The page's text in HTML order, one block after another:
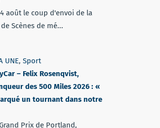
août le coup d'envoi de la
Scènes de mé...
UNE, Sport
– Felix Rosenqvist,
des 500 Miles 2026 : «
un tournant dans notre
Prix de Portland,